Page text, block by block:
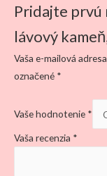
Pridajte prvú
lávový
Vaša e-mailová
označené *
Vaše hodnotenie *
Vaša recenzia *